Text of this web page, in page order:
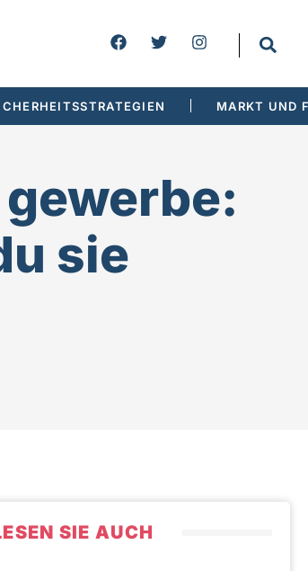
MARKT UND
sie
SIE AUCH